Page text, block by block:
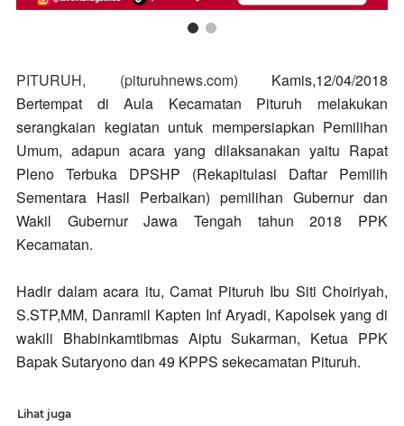
PITURUH, (pituruhnews.com) Kamis,12/04/2018
Bertempat diAula Kecamatan Pituruh melakukan
serangkaian kegiatan untuk mempersiapkan Pemilihan
Umum, adapun acara yang dilaksanakan yaitu Rapat
Pleno Terbuka DPSHP (Rekapitulasi Daftar Pemilih
Sementara Hasil Perbaikan) pemilihan Gubernur dan
Wakil Gubernur Jawa Tengah tahun 2018 PPK
Kecamatan.
Hadir dalam acara itu, Camat Pituruh Ibu Siti Choiriyah,
S.STP,MM, Danramil Kapten Inf Aryadi, Kapolsek yang di
wakili Bhabinkamtibmas Aiptu Sukarman, Ketua PPK
Bapak Sutaryonodan 49 KPPS sekecamatan Pituruh.
Lihat juga